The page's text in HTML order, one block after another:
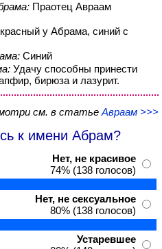
Праотец Авраам
у Абрама, синий с
Синий
Удачу способны принести
бирюза и лазурит.
см. в статье Авраам >>>
к имени Абрам?
Нет, не красивое
74% (138 голосов)
Нет, не сексуальное
80% (138 голосов)
Устаревшее